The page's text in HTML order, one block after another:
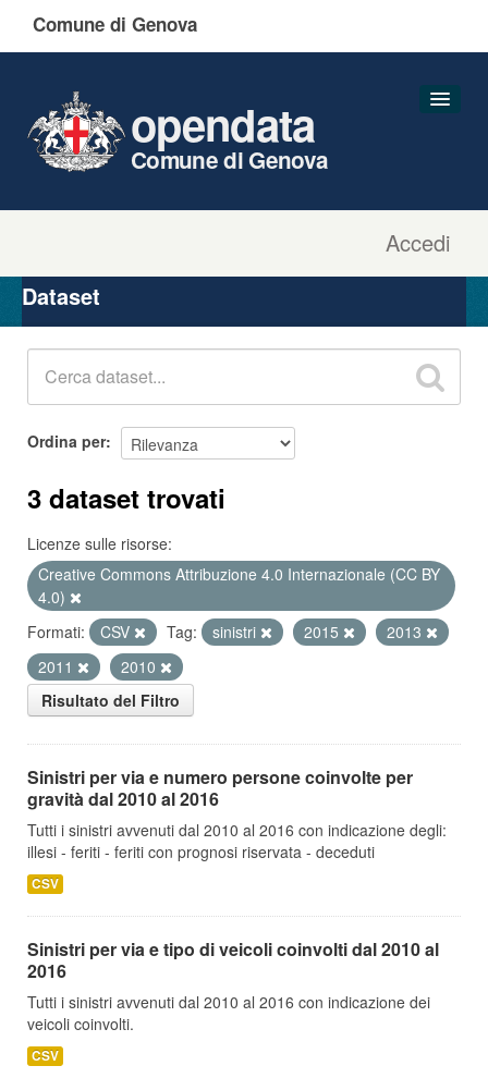
Comune di Genova
Accedi
opendata
Comune di Genova
Organizzazioni
Gruppi
Dataset
Ordina per
3 dataset trovati
Licenze sulle risorse:
Creative Commons Attribuzione 4.0 Internazionale (CC BY
4.0)
Formati:
CSV Tag: sinistri 2015
2013
2011
2010
Risultato del Filtro
Sinistri per via e numero persone coinvolte per
gravità dal 2010 al 2016
Tutti i sinistri avvenuti dal 2010 al 2016 con indicazione degli:
illesi - feriti - feriti con prognosi riservata - deceduti
CSV
Sinistri per via e tipo di veicoli coinvolti dal 2010 al
2016
Tutti i sinistri avvenuti dal 2010 al 2016 con indicazione dei
veicoli coinvolti.
CSV